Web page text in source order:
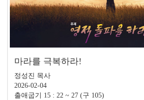
마라를 극복하라!
정성진 목사
2026-02-04
출애굽기 15 : 22 ~ 27 (구 105)